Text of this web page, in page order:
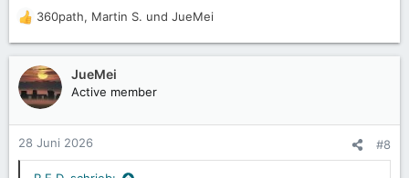
R
e
a
k
t
o
n
360path, Martin S. und JueMei
JueMei
Active member
28 Juni 2026 #8